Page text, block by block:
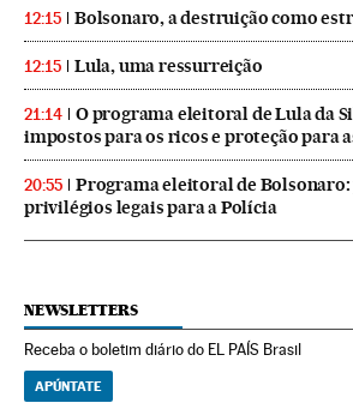
12:15 Bolsonaro, a destruição como
12:15 Lula, uma ressurreição
21:14
O programa eleitoral de Lula da
impostos para os ricos e proteção para
20:55
Programa eleitoral de
privilégios legais para a Polícia
NEWSLETTERS
Receba o boletim diário do EL PAÍS Brasil
APÚNTATE